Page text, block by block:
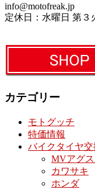
info@motofreak.jp
定休日：水曜日 第３
カテゴリー
モトグッチ
特価情報
バイクタイヤ交
MVアグス
カワサキ
ホンダ